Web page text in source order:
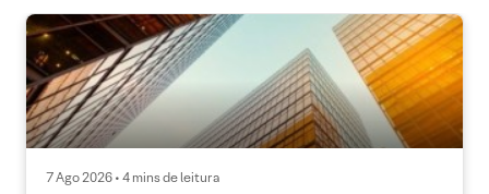
7 Ago 2026 • 4 mins de leitura